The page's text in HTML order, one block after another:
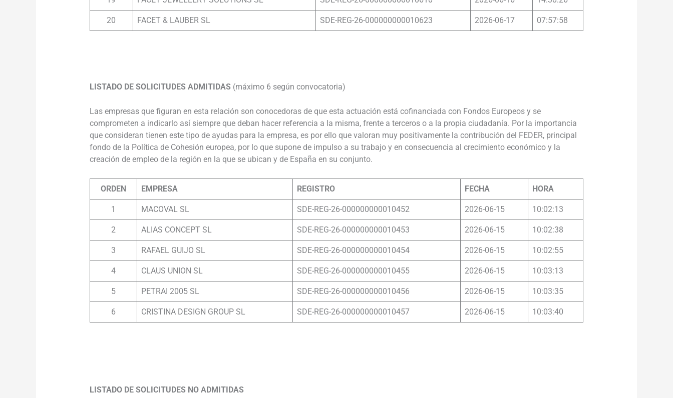
20 FACET & LAUBER SL SDE-REG-26-000000000010623 2026-06-17 07:57:58
LISTADO DE SOLICITUDES ADMITIDAS(máximo 6 según convocatoria)
Las empresas que figuran en esta relación son conocedoras de que esta actuación está cofinanciada con Fondos Europeos y se
comprometen a indicarlo así siempre que deban hacer referencia a la misma, frente a terceros o a la propia ciudadanía. Por la importancia
que consideran tienen este tipo de ayudas para la empresa, es por ello que valoran muy positivamente la contribución del FEDER, principal
fondo de la Política de Cohesión europea, por lo que supone de impulso a su trabajo y en consecuencia al crecimiento económico y la
creación de empleo de la región en la que se ubican y de España en su conjunto.
ORDEN EMPRESA REGISTRO FECHA HORA
1 MACOVAL SL SDE-REG-26-000000000010452 2026-06-15 10:02:13
2 ALIAS CONCEPT SL SDE-REG-26-000000000010453 2026-06-15 10:02:38
3 RAFAEL GUIJO SL SDE-REG-26-000000000010454 2026-06-15 10:02:55
4 CLAUS UNION SL SDE-REG-26-000000000010455 2026-06-15 10:03:13
5 PETRAI 2005 SL SDE-REG-26-000000000010456 2026-06-15 10:03:35
6 CRISTINA DESIGN GROUP SL SDE-REG-26-000000000010457 2026-06-15 10:03:40
LISTADO DE SOLICITUDES NO ADMITIDAS